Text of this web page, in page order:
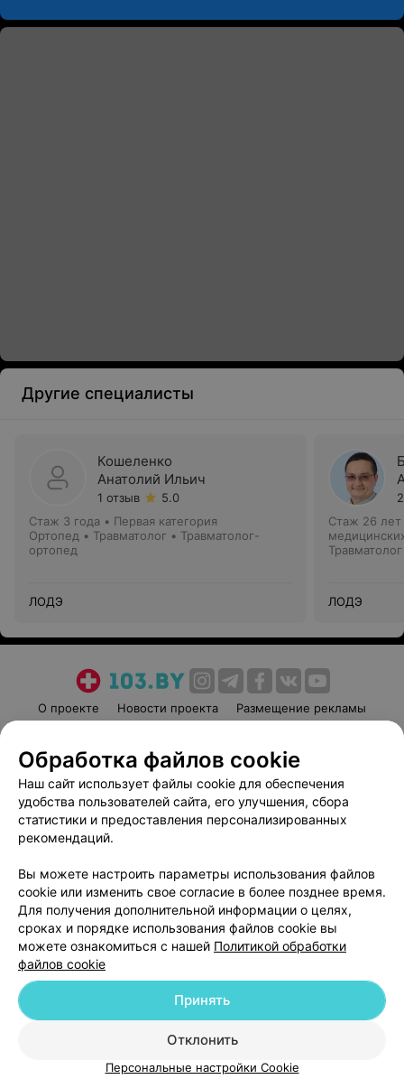
Другие специалисты
Кошеленко
Анатолий Ильич
1 отзыв
5.0
Стаж 3 года • Первая категория
Ортопед • Травматолог • Травматолог-
ортопед
ЛОДЭ
Стаж 26 лет
ЛОДЭ
О проекте Новости проекта
Размещение рекламы
Пользовательское соглашение
Способы оплаты
Вакансии
Партнеры
Написать руководителю 103.by
Обработка персональных данных
© 2026 ООО «Артокс Лаб», УНП 191700409
| 220012, Республика Беларусь,
Служба поддержки +375 291212755
Обработка файлов cookie
Наш сайт использует файлы cookie для обеспечения
удобства пользователей сайта, его улучшения, сбора
статистики и предоставления персонализированных
рекомендаций.
Вы можете настроить параметры использования файлов
cookie или изменить свое согласие в более позднее время.
Для получения дополнительной информации о целях,
сроках и порядке использования файлов cookie вы
можете ознакомиться с нашей Политикой обработки
файлов cookie
Отклонить
Принять
Персональные настройки Cookie